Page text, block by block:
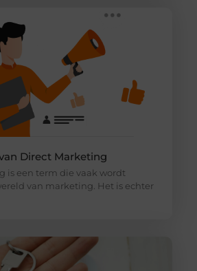
Direct Marketing
is een term die vaak wordt
van marketing. Het is echter